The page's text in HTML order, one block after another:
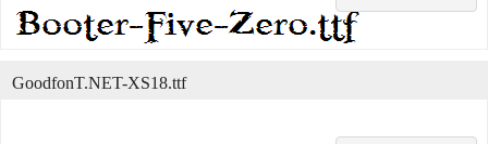
GoodfonT.NET-XS18.ttf